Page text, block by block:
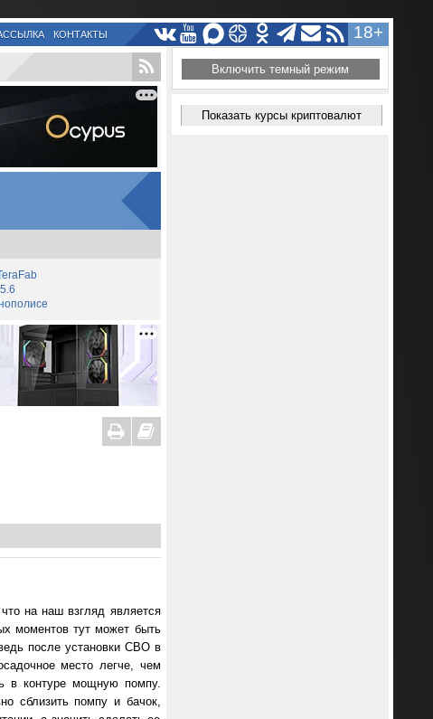
18+
КОНТАКТЫ
на наш взгляд является
моментов тут может быть
после установки СВО в
место легче, чем
в контуре мощную помпу.
сблизить помпу и бачок,
Включить темный режим
Показать курсы криптовалют